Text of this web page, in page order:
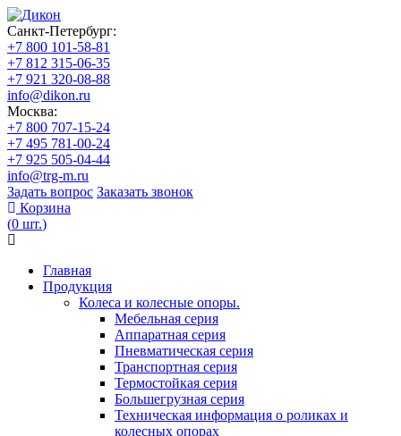
Санкт-Петербург:
+7 800 101-58-81
+7 812 315-06-35
+7 921 320-08-88
info@dikon.ru
Москва:
+7 800 707-15-24
+7 495 781-00-24
+7 925 505-04-44
info@trg-m.ru
Задать вопрос Заказать звонок
Корзина
(0 шт.)
Главная
Продукция
Колеса и колесные опоры.
Мебельная серия
Аппаратная серия
Пневматическая серия
Транспортная серия
Термостойкая серия
Большегрузная серия
Техническая информация о роликах и
колесных опорах